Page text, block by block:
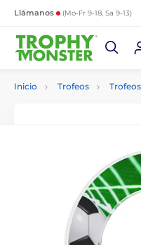
Llámanos (Mo-Fr 9-18, Sa 9-13)
Inicio Trofeos